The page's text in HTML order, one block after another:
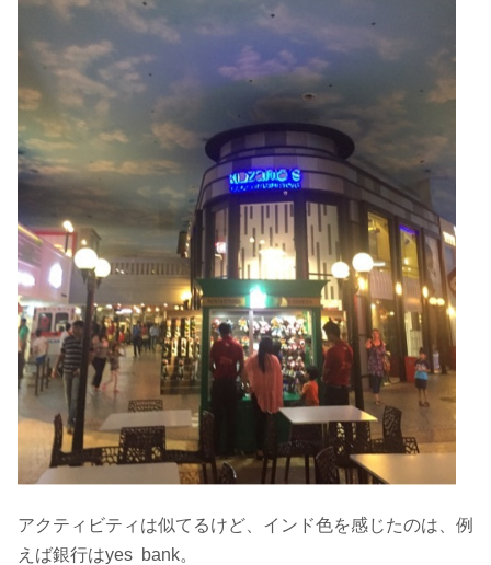
アクティビティは似てるけど、インド色を感じたのは、例
えば銀行はyes bank。